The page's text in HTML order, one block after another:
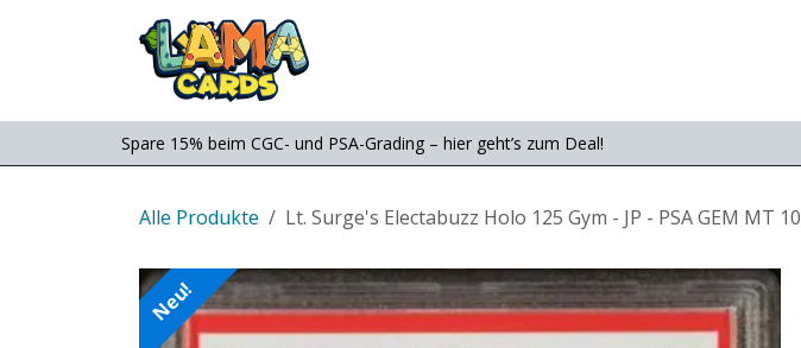
Zum Inhalt springen
Spare 15% beim CGC- und PSA-Grading – hier geht’s zum Deal!
Alle Produkte Lt. Surge's Electabuzz Holo 125 Gym - JP - PSA GEM MT 10
Neu!